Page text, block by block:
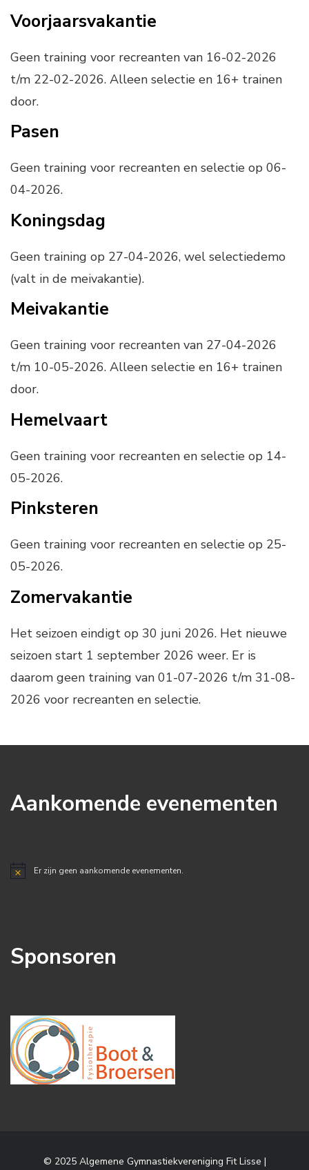
Voorjaarsvakantie
Geen training voor recreanten van 16-02-2026
t/m 22-02-2026. Alleen selectie en 16+ trainen
door.
Pasen
Geen training voor recreanten en selectie op 06-
04-2026.
Koningsdag
Geen training op 27-04-2026, wel selectiedemo
(valt in de meivakantie).
Meivakantie
Geen training voor recreanten van 27-04-2026
t/m 10-05-2026. Alleen selectie en 16+ trainen
door.
Hemelvaart
Geen training voor recreanten en selectie op 14-
05-2026.
Pinksteren
Geen training voor recreanten en selectie op 25-
05-2026.
Zomervakantie
Het seizoen eindigt op 30 juni 2026. Het nieuwe
seizoen start 1 september 2026 weer. Er is
daarom geen training van 01-07-2026 t/m 31-08-
2026 voor recreanten en selectie.
Aankomende evenementen
BerichtEr zijn geen aankomende evenementen.
Sponsoren
© 2025 Algemene Gymnastiekvereniging Fit Lisse |